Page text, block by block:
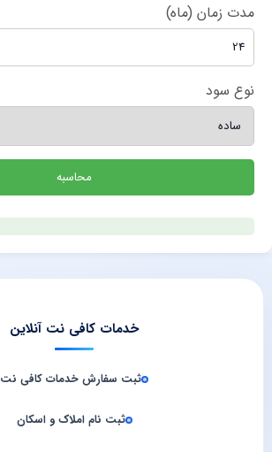
مدت زمان (ماه)
نوع سود
محاسبه
خدمات کافی نت آنلاین
ثبت سفارش خدمات کافی‌ نت
ثبت نام املاک و اسکان